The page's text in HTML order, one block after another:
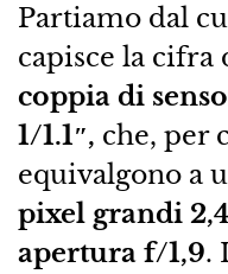
Partiamo dal
capisce la cifra
coppia di
1/1.1″, che, per
equivalgono a
pixel grandi
apertura f/1,9.